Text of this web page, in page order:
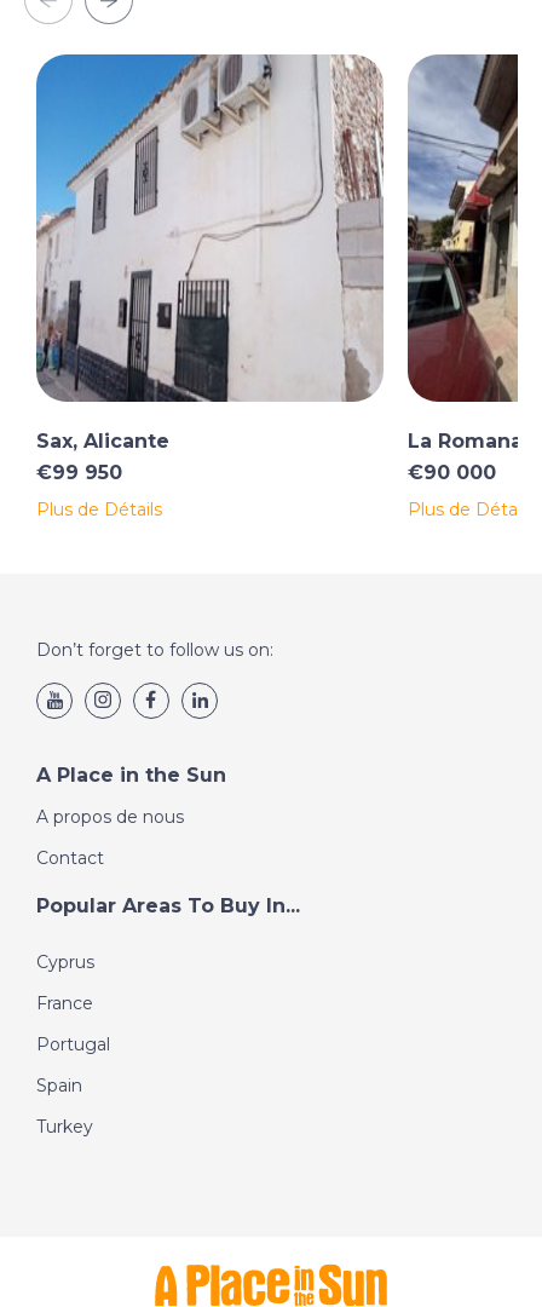
Sax, Alicante
€99 950
Plus de Détails
La Romana,
€90 000
Plus de Détails
Don’t forget to follow us on:
A Place in the Sun
A propos de nous
Contact
Popular Areas To Buy In...
Cyprus
France
Portugal
Spain
Turkey